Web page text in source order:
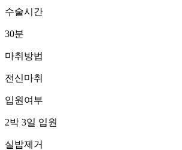
수술시간
30분
마취방법
전신마취
입원여부
2박 3일 입원
실밥제거